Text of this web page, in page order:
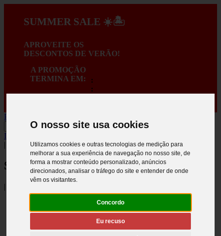
O nosso site usa cookies
Utilizamos cookies e outras tecnologias de medição para
melhorar a sua experiência de navegação no nosso site, de
forma a mostrar conteúdo personalizado, anúncios
direcionados, analisar o tráfego do site e entender de onde
vêm os visitantes.
Concordo
Eu recuso
SUMMER SALE ☀️🏝️
APROVEITE OS
DESCONTOS DE VERÃO!
A PROMOÇÃO
TERMINA EM:
:
:
PORTES GRÁTIS EM COMPRAS SUPERIORES A 150€ *
INICIAR SESSÃO
|
Siga-nos
|
English